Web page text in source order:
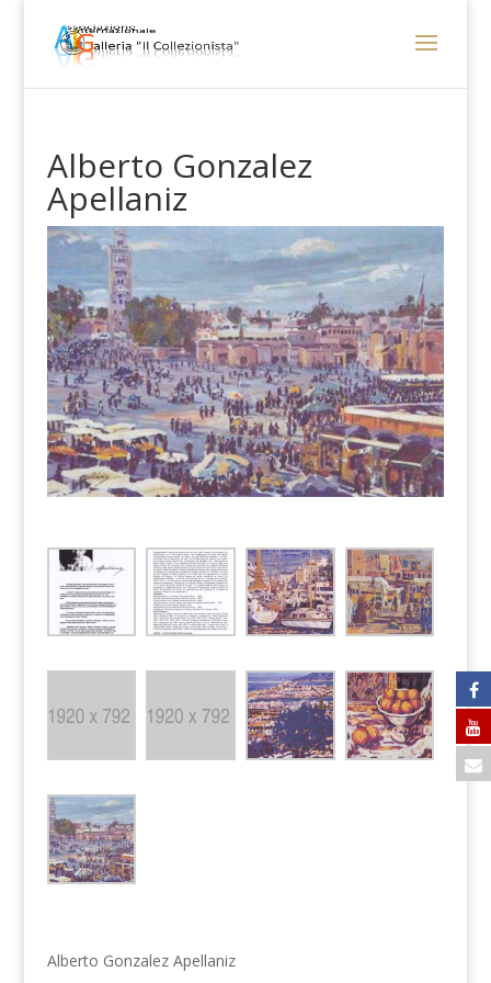
Alberto Gonzalez
Apellaniz
Alberto Gonzalez Apellaniz